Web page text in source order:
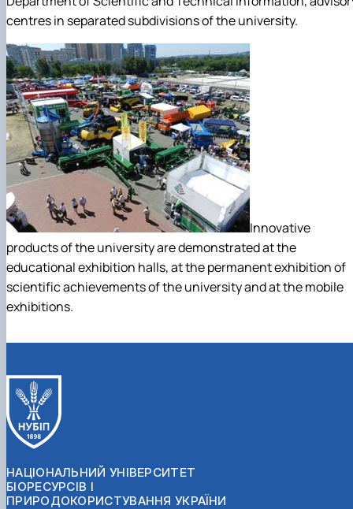
centres in separated subdivisions of the university.
Innovative
products of the university are demonstrated at the
educational exhibition halls, at the permanent exhibition of
scientific achievements of the university and at the mobile
exhibitions.
НАЦІОНАЛЬНИЙ УНІВЕРСИТЕТ
БІОРЕСУРСІВ І
ПРИРОДОКОРИСТУВАННЯ УКРАЇНИ